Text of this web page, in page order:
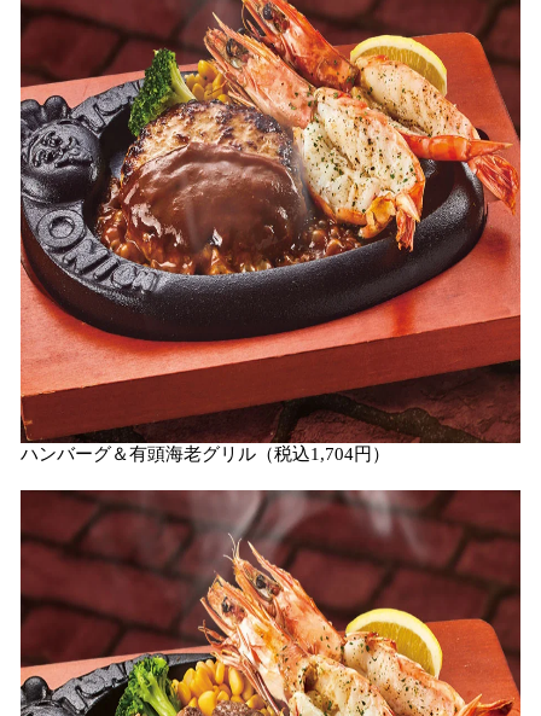
ハンバーグ＆有頭海老グリル（税込1,704円）